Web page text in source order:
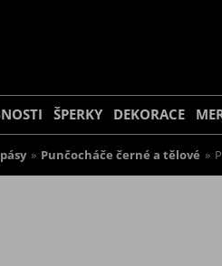
ŠPERKY DEKORACE
» Punčocháče černé a tělové »